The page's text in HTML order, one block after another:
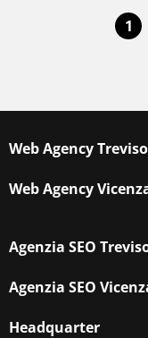
1
Web Agency Treviso
Web Agency
Agenzia SEO
Agenzia SEO
Headquarter